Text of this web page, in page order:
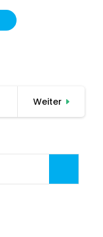
Weiter